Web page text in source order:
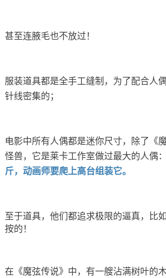
甚至连腋毛也不放过！
服装道具都是全手工缝制，为了配合人
针线密集的；
电影中所有人偶都是迷你尺寸，除了《
怪兽，它是莱卡工作室做过最大的人偶：
斤，动画师要爬上高台组装它。
至于道具，他们都追求极限的逼真，比
按的！
在《魔弦传说》中，有一艘沾满树叶的